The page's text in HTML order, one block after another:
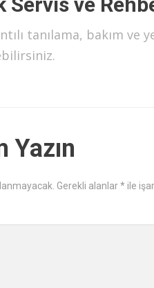
tanılama, bakım ve
Yazın
Gerekli alanlar* ile